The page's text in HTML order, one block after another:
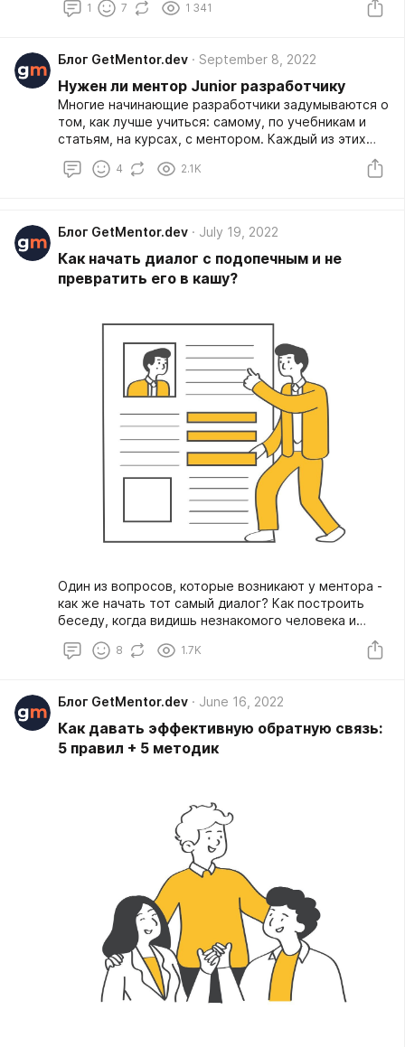
было последние два раза.
1 7 1 341
Блог GetMentor.dev September 8, 2022
Нужен ли ментор Junior разработчику
Многие начинающие разработчики задумываются о
том, как лучше учиться: самому, по учебникам и
статьям, на курсах, с ментором. Каждый из этих
способов эффективен по-своему. Ниже я расскажу,
почему именно опыт менти для меня стал
4 2.1K
Блог GetMentor.dev July 19, 2022
Как начать диалог с подопечным и не
превратить его в кашу?
Один из вопросов, которые возникают у ментора -
как же начать тот самый диалог? Как построить
беседу, когда видишь незнакомого человека и
8 1.7K
Блог GetMentor.dev June 16, 2022
Как давать эффективную обратную связь:
5 правил + 5 методик